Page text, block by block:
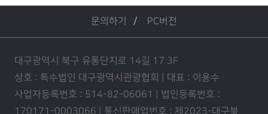
문의하기 PC버전
대구광역시 북구 유통단지로 14길 17 3F
상호 : 특수법인 대구광역시관광협회 | 대표 : 이용수
사업자등록번호 : 514-82-06061 | 법인등록번호 :
170171-0003066 | 통신판매업번호 : 제2023-대구북